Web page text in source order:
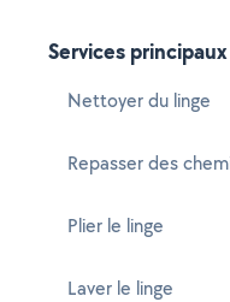
Services principaux
Nettoyer du linge
Repasser des
Plier le linge
Laver le linge